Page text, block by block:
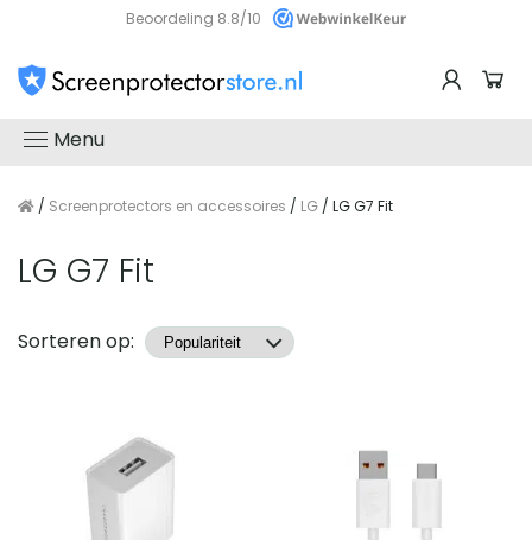
Beoordeling 8.8/10
Menu
/ Screenprotectors en accessoires / LG / LG G7 Fit
LG G7 Fit
Producten
Sorteren op: